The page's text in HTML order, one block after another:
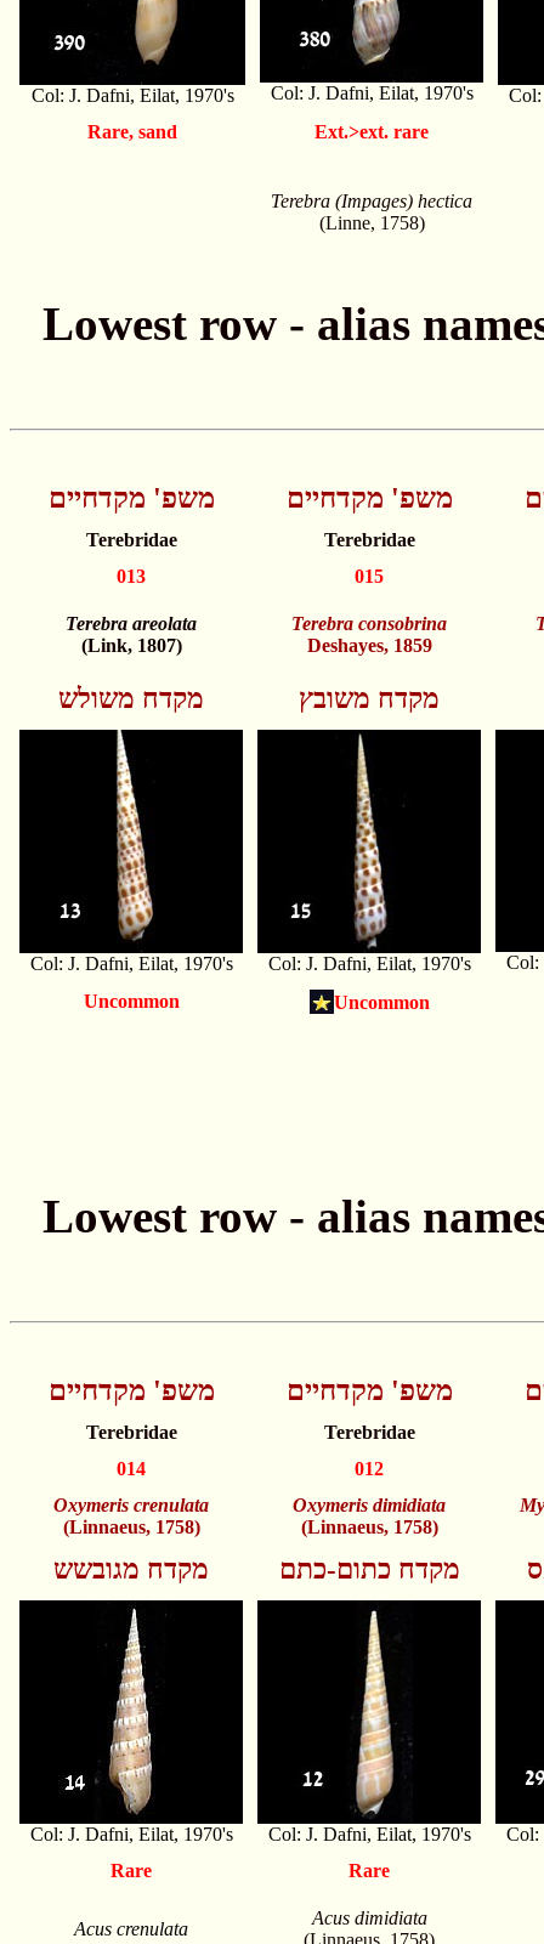
Col: J. Dafni, Eilat, 1970's Col: J. Dafni, Eilat, 1970's
Col:
Rare, sand
Ext.>ext. rare
Terebra (Impages) hectica
(Linne, 1758)
משפ' מקדחיים משפ' מקדחיים
Terebridae
Terebridae
013
015
Terebra areolata
(Link, 1807)
Terebra consobrina
Deshayes, 1859
מקדח משולש מקדח משובץ
Col: J. Dafni, Eilat, 1970's Col: J. Dafni, Eilat, 1970's
Col:
Uncommon
Uncommon
משפ' מקדחיים משפ' מקדחיים
Terebridae
Terebridae
014
012
Oxymeris crenulata
(Linnaeus, 1758)
Oxymeris dimidiata
(Linnaeus, 1758)
מקדח מגובשש מקדח כתום-כתם
Col: J. Dafni, Eilat, 1970's Col: J. Dafni, Eilat, 1970's
Col:
Rare
Rare
Acus crenulata
Acus dimidiata
(Linnaeus, 1758)